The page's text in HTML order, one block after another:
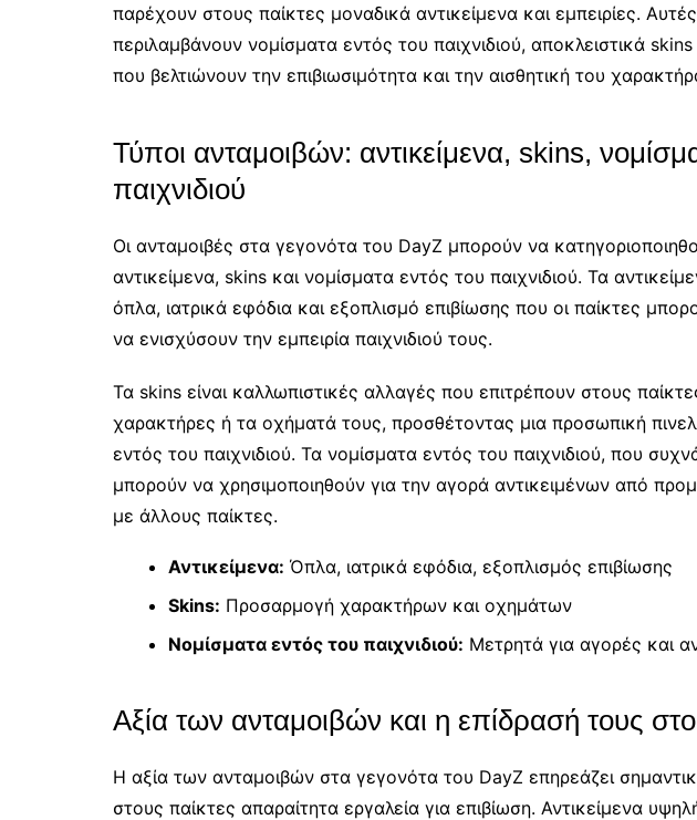
παρέχουν στους παίκτες μοναδικά αντικείμενα και εμπειρίες.
περιλαμβάνουν νομίσματα εντός του παιχνιδιού, αποκλειστικά
που βελτιώνουν την επιβιωσιμότητα και την αισθητική του
Τύποι ανταμοιβών: αντικείμενα, skins,
παιχνιδιού
Οι ανταμοιβές στα γεγονότα του DayZ μπορούν να
αντικείμενα, skins και νομίσματα εντός του παιχνιδιού. Τα
όπλα, ιατρικά εφόδια και εξοπλισμό επιβίωσης που οι παίκτες
να ενισχύσουν την εμπειρία παιχνιδιού τους.
Τα skins είναι καλλωπιστικές αλλαγές που επιτρέπουν στους
χαρακτήρες ή τα οχήματά τους, προσθέτοντας μια προσωπική
εντός του παιχνιδιού. Τα νομίσματα εντός του παιχνιδιού, που
μπορούν να χρησιμοποιηθούν για την αγορά αντικειμένων από
με άλλους παίκτες.
Αντικείμενα: Όπλα, ιατρικά εφόδια, εξοπλισμός επιβίωσης
Skins: Προσαρμογή χαρακτήρων και οχημάτων
Νομίσματα εντός του παιχνιδιού: Μετρητά για αγορές και
Αξία των ανταμοιβών και η επίδρασή τους
Η αξία των ανταμοιβών στα γεγονότα του DayZ επηρεάζει
στους παίκτες απαραίτητα εργαλεία για επιβίωση. Αντικείμενα